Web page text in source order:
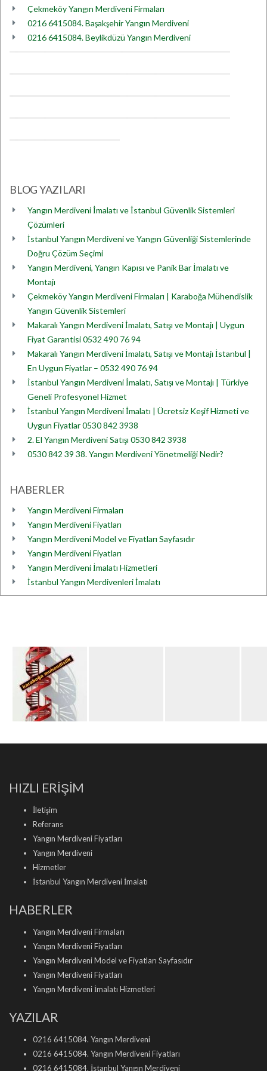
Çekmeköy Yangın Merdiveni Firmaları
0216 6415084. Başakşehir Yangın Merdiveni
0216 6415084. Beylikdüzü Yangın Merdiveni
BLOG YAZILARI
Yangın Merdiveni İmalatı ve İstanbul Güvenlik Sistemleri
Çözümleri
İstanbul Yangın Merdiveni ve Yangın Güvenliği Sistemlerinde
Doğru Çözüm Seçimi
Yangın Merdiveni, Yangın Kapısı ve Panik Bar İmalatı ve
Montajı
Çekmeköy Yangın Merdiveni Firmaları | Karaboğa Mühendislik
Yangın Güvenlik Sistemleri
Makaralı Yangın Merdiveni İmalatı, Satışı ve Montajı | Uygun
Fiyat Garantisi 0532 490 76 94
Makaralı Yangın Merdiveni İmalatı, Satışı ve Montajı İstanbul |
En Uygun Fiyatlar – 0532 490 76 94
İstanbul Yangın Merdiveni İmalatı, Satışı ve Montajı | Türkiye
Geneli Profesyonel Hizmet
İstanbul Yangın Merdiveni İmalatı | Ücretsiz Keşif Hizmeti ve
Uygun Fiyatlar 0530 842 3938
2. El Yangın Merdiveni Satışı 0530 842 3938
0530 842 39 38. Yangın Merdiveni Yönetmeliği Nedir?
HABERLER
Yangın Merdiveni Firmaları
Yangın Merdiveni Fiyatları
Yangın Merdiveni Model ve Fiyatları Sayfasıdır
Yangın Merdiveni Fiyatları
Yangın Merdiveni İmalatı Hizmetleri
İstanbul Yangın Merdivenleri İmalatı
HIZLI ERİŞİM
İletişim
Referans
Yangın Merdiveni Fiyatları
Yangın Merdiveni
Hizmetler
İstanbul Yangın Merdiveni İmalatı
HABERLER
Yangın Merdiveni Firmaları
Yangın Merdiveni Fiyatları
Yangın Merdiveni Model ve Fiyatları Sayfasıdır
Yangın Merdiveni Fiyatları
Yangın Merdiveni İmalatı Hizmetleri
YAZILAR
0216 6415084. Yangın Merdiveni
0216 6415084. Yangın Merdiveni Fiyatları
0216 6415084. İstanbul Yangın Merdiveni